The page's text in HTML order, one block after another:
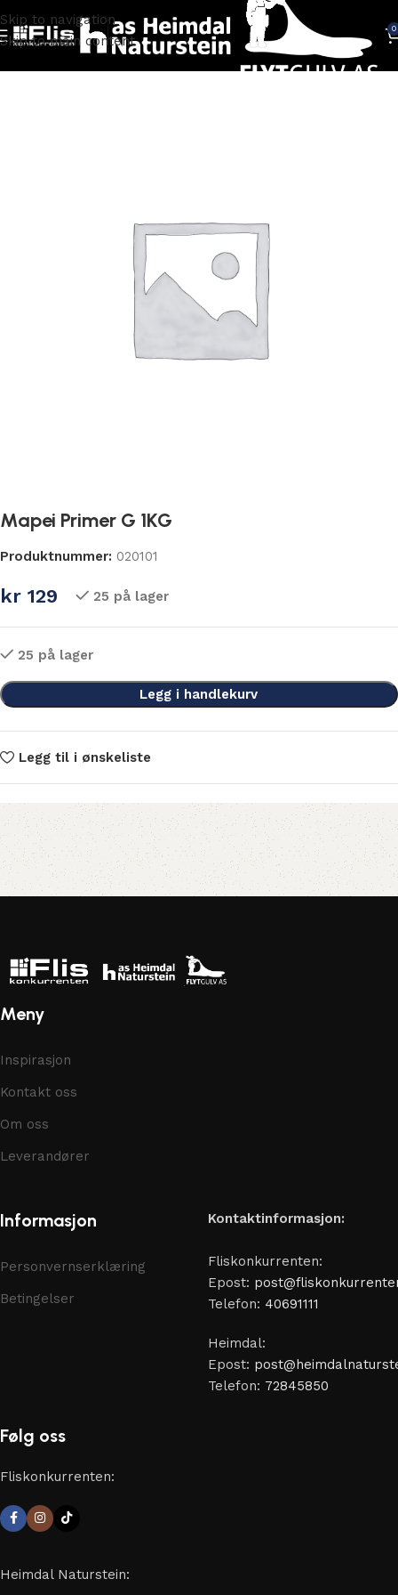
Skip to navigation
Skip to main content
0
Mapei Primer G 1KG
Produktnummer: 020101
kr 129 25 på lager
25 på lager
Legg i handlekurv
Legg til i ønskeliste
Meny
Inspirasjon
Kontakt oss
Om oss
Leverandører
Informasjon
Personvernserklæring
Betingelser
Kontaktinformasjon:
Fliskonkurrenten:
Epost:
Telefon: 40691111
Heimdal:
Epost:
Telefon: 72845850
Følg oss
Fliskonkurrenten:
Heimdal Naturstein: